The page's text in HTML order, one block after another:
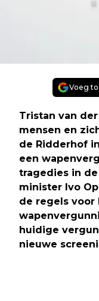
Voeg
Tristan van
mensen en
de Ridderhof
een
tragedies in
minister Ivo
de regels voor
huidige
nieuwe